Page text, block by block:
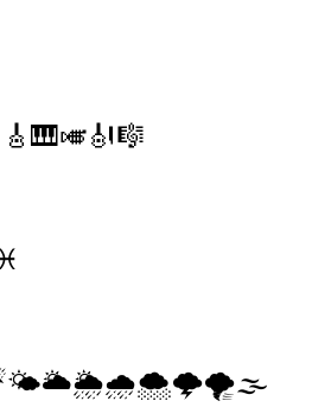
🎸 🎹🎺🎻🎼
♓
🌤🌥🌦🌧🌨🌩🌪🌫